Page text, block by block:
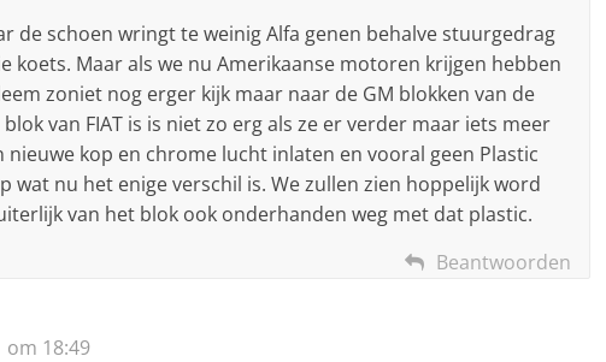
de schoen wringt te weinig Alfa genen behalve stuurgedrag
koets. Maar als we nu Amerikaanse motoren krijgen hebben
zoniet nog erger kijk maar naar de GM blokken van de
van FIAT is is niet zo erg als ze er verder maar iets meer
kop en chrome lucht inlaten en vooral geen Plastic
wat nu het enige verschil is. We zullen zien hoppelijk word
van het blok ook onderhanden weg met dat plastic.
Beantwoorden
om 18:49